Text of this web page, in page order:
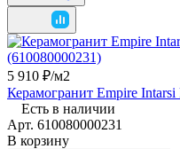
5 910 ₽/м2
Керамогранит Empire
Есть в наличии
Арт. 610080000231
В корзину